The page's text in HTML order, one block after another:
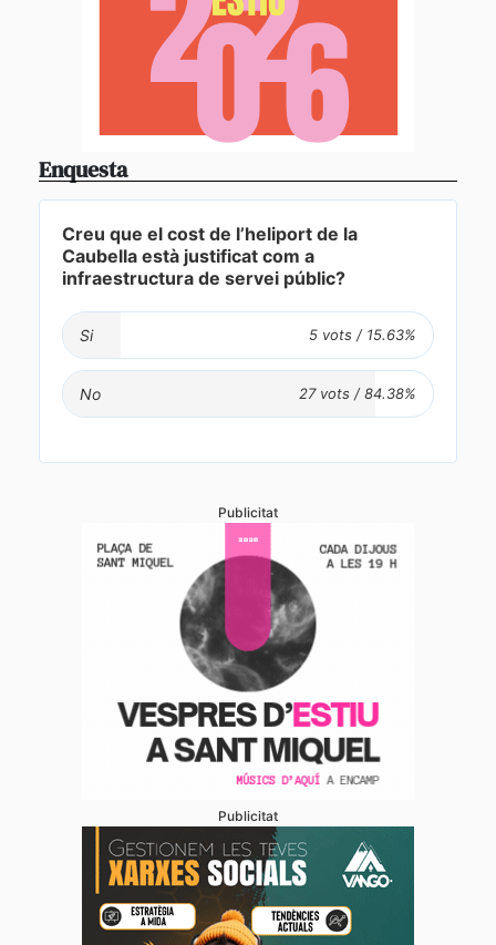
Enquesta
Creu que el cost de l’heliport de la
Caubella està justificat com a
infraestructura de servei públic?
Si
No
Publicitat
Publicitat